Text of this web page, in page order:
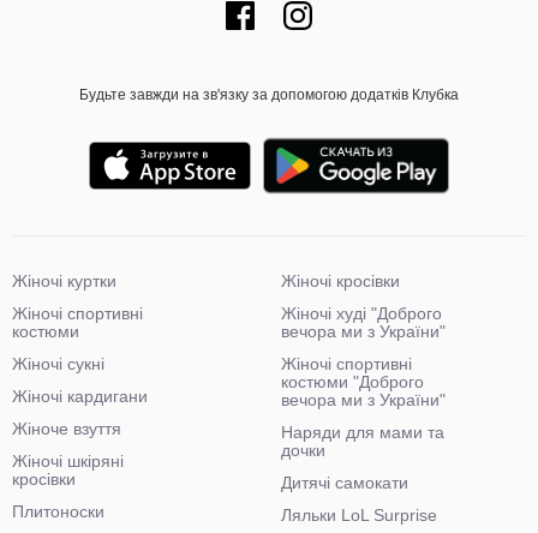
Будьте завжди на зв'язку за допомогою додатків Клубка
Жіночі куртки
Жіночі спортивні
костюми
Жіночі сукні
Жіночі кардигани
Жіноче взуття
Жіночі шкіряні
кросівки
Плитоноски
Жіночі кросівки
Жіночі худі "Доброго
вечора ми з України"
Жіночі спортивні
костюми "Доброго
вечора ми з України"
Наряди для мами та
дочки
Дитячі самокати
Ляльки LoL Surprise